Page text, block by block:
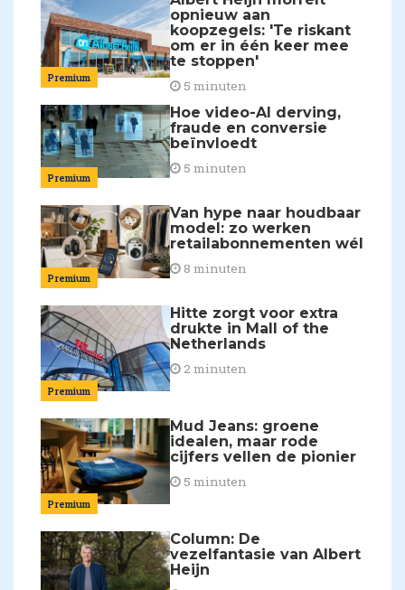
Premium
opnieuw aan
koopzegels: 'Te riskant
om er in één keer mee
te stoppen'
5 minuten
Premium
Hoe video-AI derving,
fraude en conversie
beïnvloedt
5 minuten
Premium
Van hype naar houdbaar
model: zo werken
retailabonnementen wél
8 minuten
Premium
Hitte zorgt voor extra
drukte in Mall of the
Netherlands
2 minuten
Premium
Mud Jeans: groene
idealen, maar rode
cijfers vellen de pionier
5 minuten
Column: De
vezelfantasie van Albert
Heijn